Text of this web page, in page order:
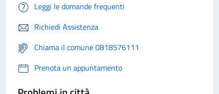
Leggi le domande frequenti
Richiedi Assistenza
Chiama il comune 0818576111
Prenota un appuntamento